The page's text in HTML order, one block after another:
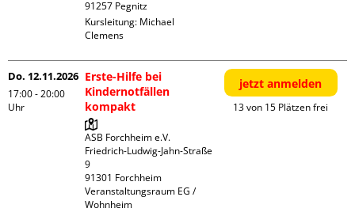
Kursleitung: Michael
Clemens
Do. 12.11.2026
17:00 - 20:00
Uhr
Erste-Hilfe bei
Kindernotfällen
kompakt
ASB Forchheim e.V.
Friedrich-Ludwig-Jahn-Straße
9
91301 Forchheim
Veranstaltungsraum EG /
Wohnheim
jetzt anmelden
13 von 15 Plätzen frei